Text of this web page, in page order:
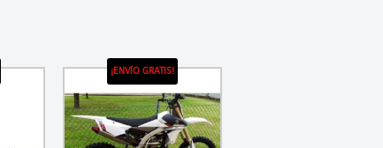
¡ENVÍO GRATIS!